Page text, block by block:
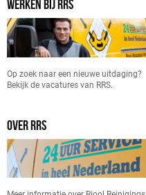
WERKEN BIJ RRS
Op zoek naar een nieuwe uitdaging?
Bekijk de vacatures van RRS.
OVER RRS